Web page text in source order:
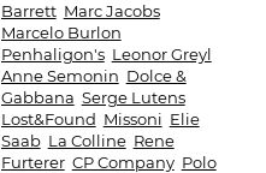
Barrett Marc Jacobs
Marcelo Burlon
Penhaligon's Leonor Greyl
Anne Semonin Dolce &
Gabbana Serge Lutens
Lost&Found Missoni Elie
Saab La Colline Rene
Furterer CP Company Polo